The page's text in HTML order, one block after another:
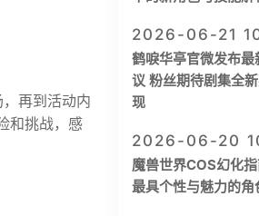
再到活动内
和挑战，感
2026-06-21
鹤唳华亭官微发布
议 粉丝期待剧集全
现
2026-06-20
魔兽世界COS幻化
最具个性与魅力的角